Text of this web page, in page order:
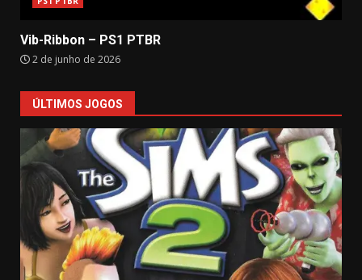
Vib-Ribbon – PS1 PTBR
2 de junho de 2026
ÚLTIMOS JOGOS